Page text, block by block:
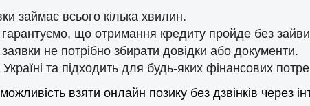
займає всього кілька хвилин.
що отримання кредиту пройде без
не потрібно збирати довідки або документи.
та підходить для будь-яких фінансових
взяти онлайн позику без дзвінків через